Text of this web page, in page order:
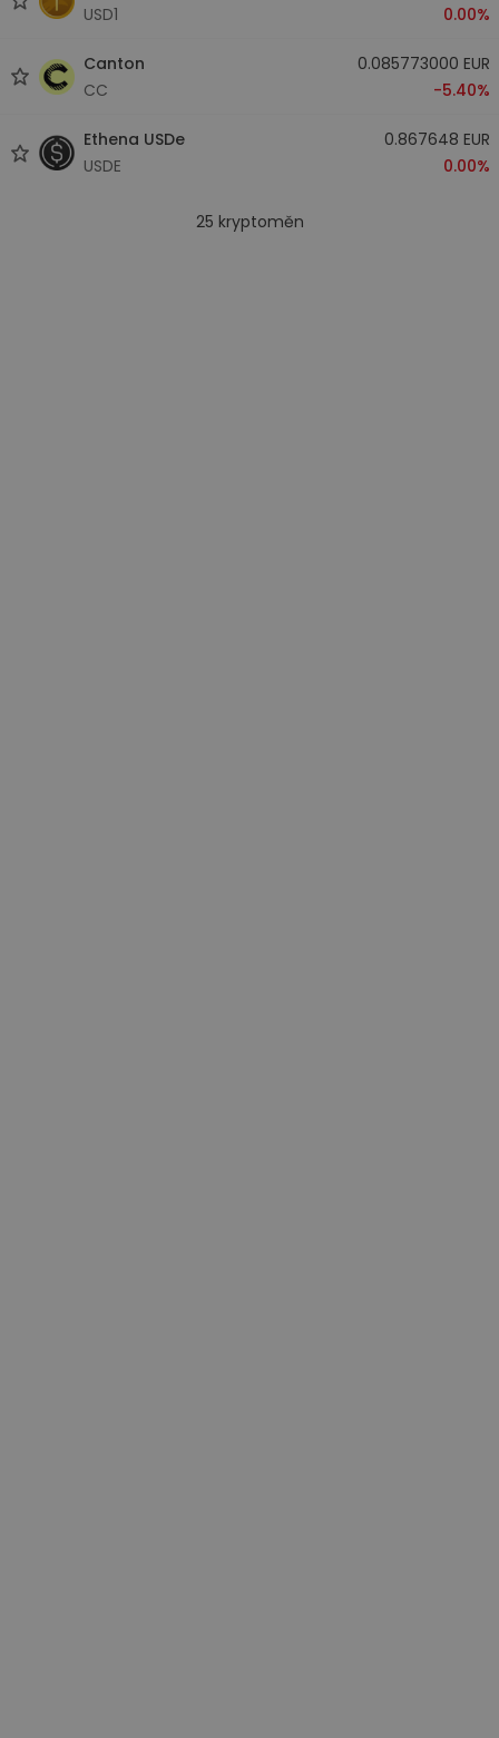
USD1
0.00%
Canton
CC
0.085773000 EUR
-5.40%
Ethena USDe
USDE
0.867648 EUR
0.00%
25 kryptoměn